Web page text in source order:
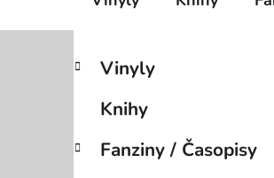
P
r
Přeskočit
kategorie
K
a
o
Vinyly
Knihy
Fanziny / Časopisy